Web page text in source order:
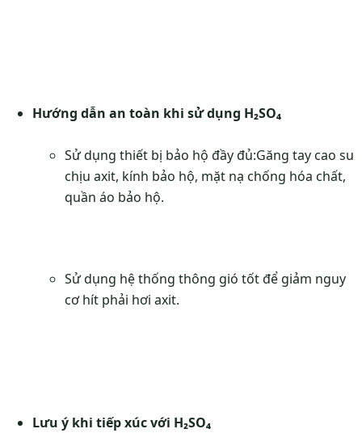
Hướng dẫn an toàn khi sử dụng H₂SO₄
Sử dụng thiết bị bảo hộ đầy đủ:Găng tay cao su
chịu axit, kính bảo hộ, mặt nạ chống hóa chất,
quần áo bảo hộ.
Sử dụng hệ thống thông gió tốt để giảm nguy
cơ hít phải hơi axit.
Lưu ý khi tiếp xúc với H₂SO₄